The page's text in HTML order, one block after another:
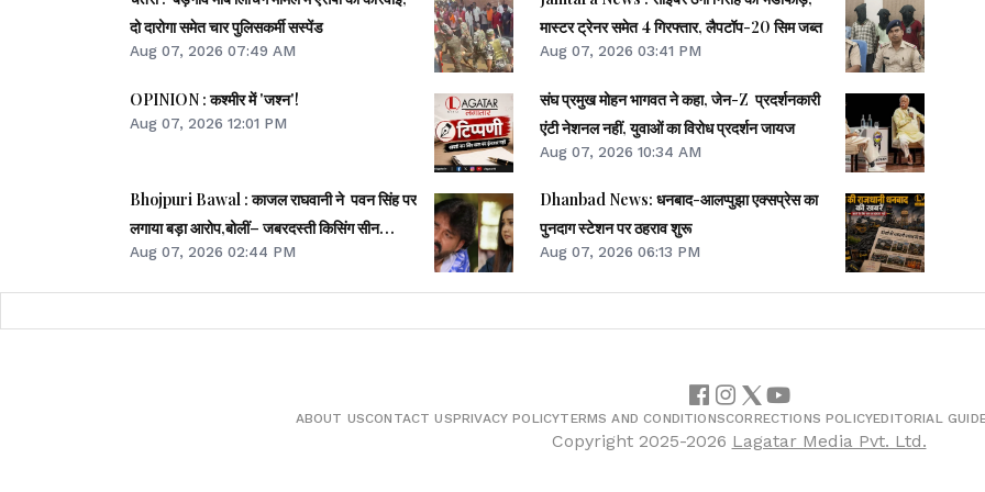
दो दारोगा समेत चार पुलिसकर्मी सस्पेंड
Aug 07, 2026 07:49 AM
OPINION : कश्मीर में 'जश्न'!
Aug 07, 2026 12:01 PM
Bhojpuri Bawal : काजल राघवानी ने पवन सिंह पर
लगाया बड़ा आरोप,बोलीं– जबरदस्ती किसिंग सीन
करवाया...
Aug 07, 2026 02:44 PM
मास्टर ट्रेनर समेत 4 गिरफ्तार, लैपटॉप-20 सिम जब्त
Aug 07, 2026 03:41 PM
संघ प्रमुख मोहन भागवत ने कहा, जेन-Z प्रदर्शनकारी
एंटी नेशनल नहीं, युवाओं का विरोध प्रदर्शन जायज
Aug 07, 2026 10:34 AM
Dhanbad News: धनबाद-आलप्पुझा एक्सप्रेस का
पुनदाग स्टेशन पर ठहराव शुरू
Aug 07, 2026 06:13 PM
ABOUT USCONTACT USPRIVACY POLICYTERMS AND CONDITIONSCORRECTIONS POLICYEDITORIAL
Copyright 2025-2026 Lagatar Media Pvt. Ltd.